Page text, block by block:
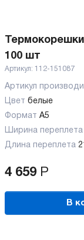
100 шт
Артикул: 112-151087
Артикул
Цвет белые
Формат A5
Ширина переплета
Длина переплета
4 659 Р
В